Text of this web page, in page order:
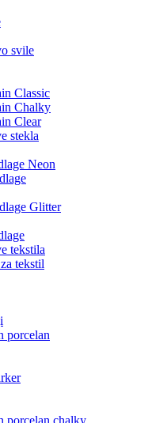
svile
Classic
Chalky
Clear
stekla
Neon
Glitter
tekstila
tekstil
porcelan